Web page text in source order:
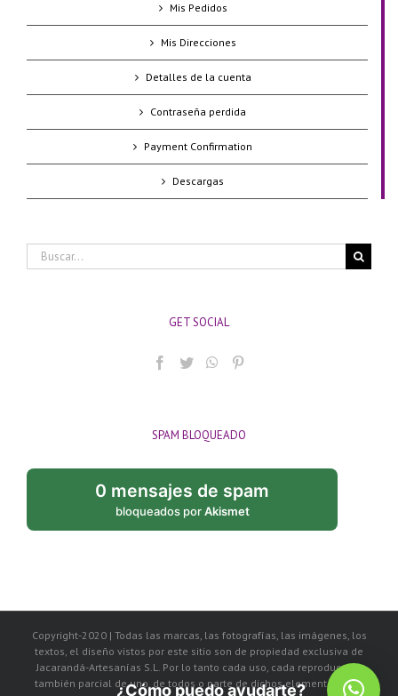
Mis Pedidos
Mis Direcciones
Detalles de la cuenta
Contraseña perdida
Payment Confirmation
Descargas
Buscar:
GET SOCIAL
SPAM BLOQUEADO
0 mensajes de spam
bloqueados porAkismet
Copyright-2020 | Todas las marcas, las fotografías, las imágenes, los
textos, el diseño vistos por este sitio son de propiedad exclusiva de
Jacarandá-Artesanías S.L. Por lo tanto cada uso, cada reproducción
también parcial de uno, de todos o parte de dichos elementos, será
¿Cómo puedo ayudarte?